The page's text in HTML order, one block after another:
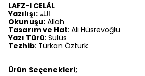
LAFZ-I CELÂL
Yazılışı: الله
Okunuşu: Allah
Tasarım ve Hat: Ali Hüsrevoğlu
Yazı Türü: Sülüs
Tezhib: Türkan Öztürk
Ürün Seçenekleri;